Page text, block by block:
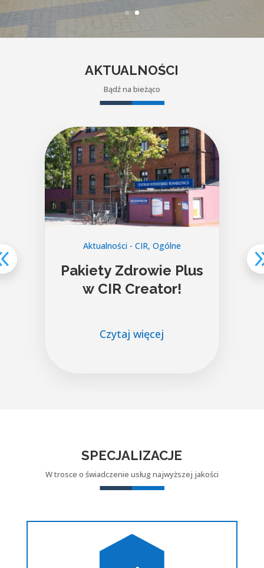
AKTUALNOŚCI
Bądź na bieżąco
Aktualności - CIR, Ogólne
Pakiety Zdrowie Plus
w CIR Creator!
Czytaj więcej
SPECJALIZACJE
W trosce o świadczenie usług najwyższej jakości